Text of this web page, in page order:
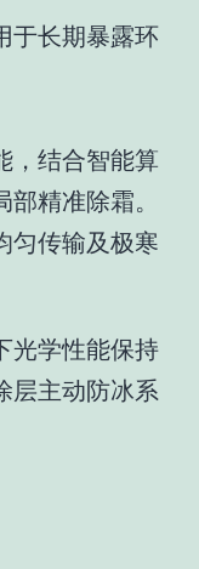
于长期暴露环
，结合智能算
精准除霜。
匀传输及极寒
光学性能保持
层主动防冰系